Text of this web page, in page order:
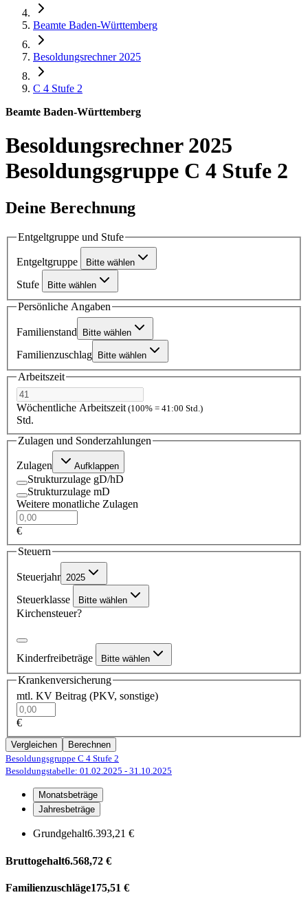
Beamte Baden-Württemberg
Besoldungsrechner 2025
C 4 Stufe 2
Beamte Baden-Württemberg
Besoldungsrechner 2025
Besoldungsgruppe C 4 Stufe 2
Deine Berechnung
Entgeltgruppe und Stufe
Entgeltgruppe Bitte wählen
Stufe Bitte wählen
Persönliche Angaben
Familienstand Bitte wählen
Familienzuschlag Bitte wählen
Arbeitszeit
Wöchentliche Arbeitszeit (100% = 41:00 Std.)
Std.
Zulagen und Sonderzahlungen
Zulagen Aufklappen
Strukturzulage gD/hD
Strukturzulage mD
Weitere monatliche Zulagen
€
Steuern
Steuerjahr 2025
Steuerklasse Bitte wählen
Kirchensteuer?
Kinderfreibeträge Bitte wählen
Krankenversicherung
mtl. KV Beitrag (PKV, sonstige)
€
Vergleichen
Berechnen
Besoldungsgruppe C 4 Stufe 2
Besoldungstabelle: 01.02.2025 - 31.10.2025
Monatsbeträge
Jahresbeträge
Grundgehalt6.393,21 €
Bruttogehalt6.568,72 €
Familienzuschläge175,51 €